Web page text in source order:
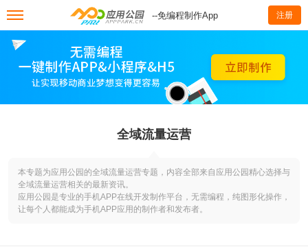
--免编程制作App 注册
全域流量运营
本专题为应用公园的全域流量运营专题，内容全部来自应用公园精心选择与
全域流量运营相关的最新资讯。
应用公园是专业的手机APP在线开发制作平台，无需编程，纯图形化操作，
让每个人都能成为手机APP应用的制作者和发布者。